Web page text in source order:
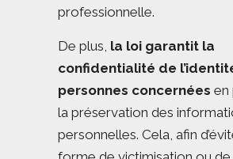
professionnelle.
De plus, la loi garantit la
confidentialité de
personnes concernées en
la préservation des
personnelles. Cela, afin